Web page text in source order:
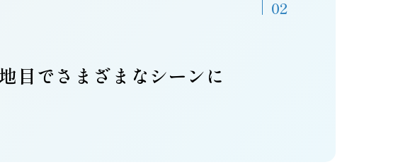
目でさまざまなシーンに